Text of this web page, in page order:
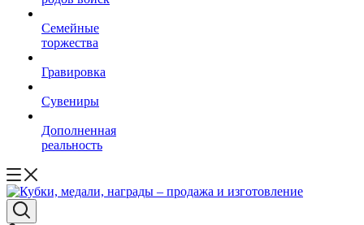
Семейные
торжества
Гравировка
Сувениры
Дополненная
реальность